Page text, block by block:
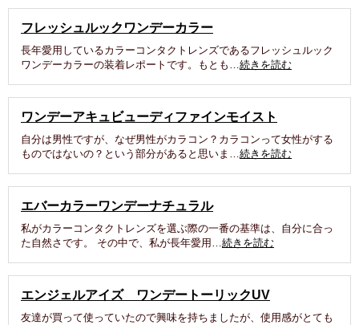
フレッシュルックワンデーカラー
長年愛用しているカラーコンタクトレンズであるフレッシュルック
ワンデーカラーの装着レポートです。もとも…続きを読む
ワンデーアキュビューディファインモイスト
自分は男性ですが、なぜ男性がカラコン？カラコンって女性がする
ものではないの？という部分があると思いま…続きを読む
エバーカラーワンデーナチュラル
私がカラーコンタクトレンズを選ぶ際の一番の基準は、自分に合っ
た自然さです。 その中で、私が長年愛用…続きを読む
エンジェルアイズ ワンデートーリックUV
友達が買って使っていたので興味を持ちましたが、使用感がとても